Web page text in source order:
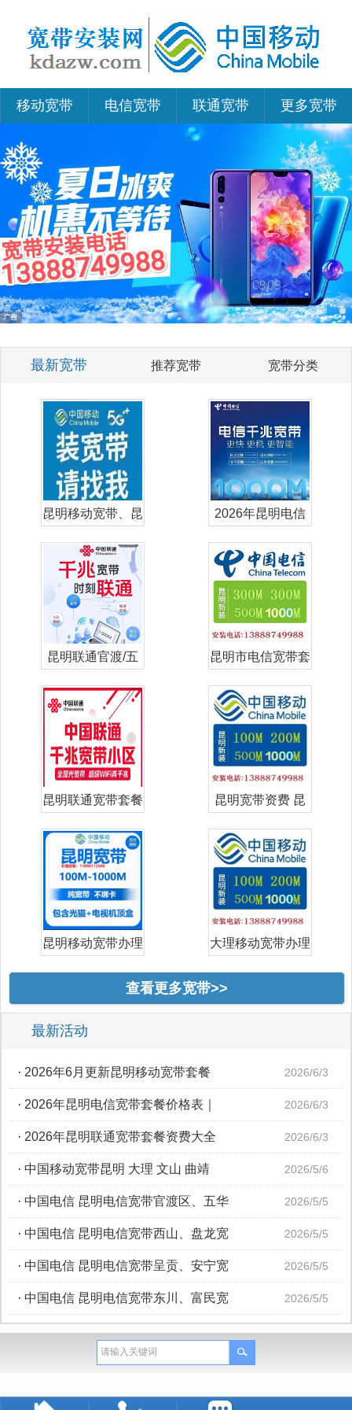
移动宽带 电信宽带 联通宽带 更多宽带
最新宽带 推荐宽带 宽带分类
昆明移动宽带、昆
2026年昆明电信
昆明联通官渡/五
昆明市电信宽带套
昆明联通宽带套餐
昆明宽带资费 昆
昆明移动宽带办理
大理移动宽带办理
查看更多宽带>>
最新活动
· 2026年6月更新昆明移动宽带套餐 2026/6/3
· 2026年昆明电信宽带套餐价格表｜ 2026/6/3
· 2026年昆明联通宽带套餐资费大全 2026/6/3
· 中国移动宽带昆明 大理 文山 曲靖 2026/5/6
· 中国电信 昆明电信宽带官渡区、五华 2026/5/5
· 中国电信 昆明电信宽带西山、盘龙宽 2026/5/5
· 中国电信 昆明电信宽带呈贡、安宁宽 2026/5/5
· 中国电信 昆明电信宽带东川、富民宽 2026/5/5